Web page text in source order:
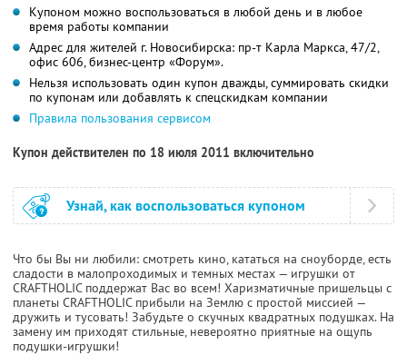
Купоном можно воспользоваться в любой день и в любое
время работы компании
Адрес для жителей г. Новосибирска: пр-т Карла Маркса, 47/2,
офис 606, бизнес-центр «Форум».
Нельзя использовать один купон дважды, суммировать скидки
по купонам или добавлять к спецскидкам компании
Правила пользования сервисом
Купон действителен по 18 июля 2011 включительно
Узнай, как воспользоваться купоном
Что бы Вы ни любили: смотреть кино, кататься на сноуборде, есть
сладости в малопроходимых и темных местах — игрушки от
CRAFTHOLIC поддержат Вас во всем! Харизматичные пришельцы с
планеты CRAFTHOLIC прибыли на Землю с простой миссией —
дружить и тусовать! Забудьте о скучных квадратных подушках. На
замену им приходят стильные, невероятно приятные на ощупь
подушки-игрушки!